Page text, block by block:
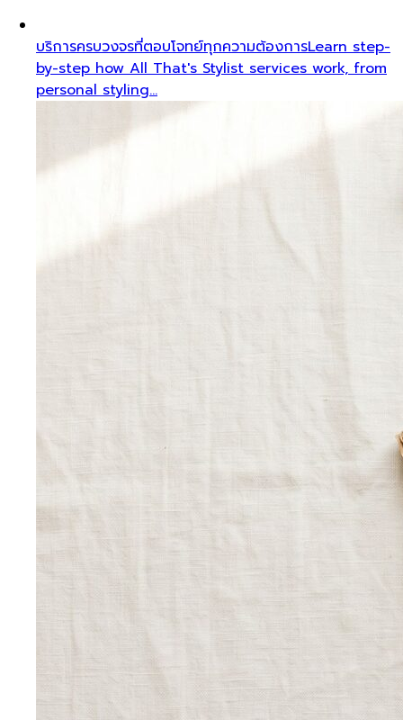
บริการครบวงจรที่ตอบโจทย์ทุกความต้องการLearn step-
by-step how All That's Stylist services work, from
personal styling…